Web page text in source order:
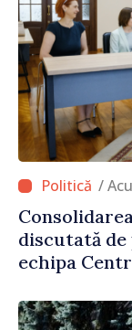
/
discutată de
echipa